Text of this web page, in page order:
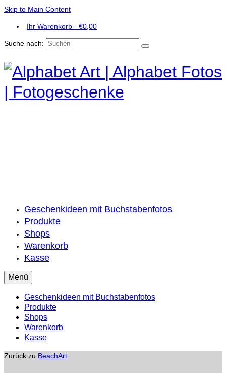
Skip to Main Content
Ihr Warenkorb - €0,00
Suche nach:
Geschenkideen mit Buchstabenfotos
Produkte
Shops
Warenkorb
Kasse
Menü
Geschenkideen mit Buchstabenfotos
Produkte
Shops
Warenkorb
Kasse
Zurück zu BeachArt